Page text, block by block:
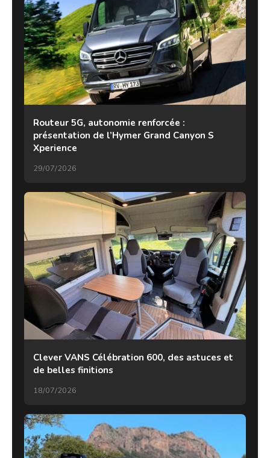
Routeur 5G, autonomie renforcée :
présentation de l’Hymer Grand Canyon S
Xperience
29/07/2026
Clever VANS Célébration 600, des astuces et
de belles finitions
18/07/2026